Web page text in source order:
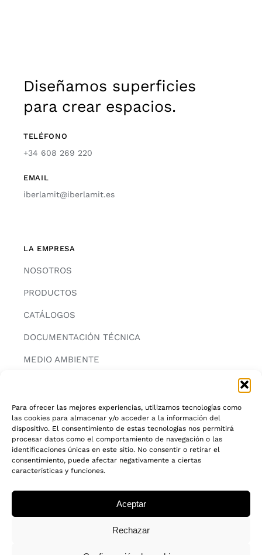
Para ofrecer las mejores experiencias, utilizamos tecnologías como
las cookies para almacenar y/o acceder a la información del
dispositivo. El consentimiento de estas tecnologías nos permitirá
procesar datos como el comportamiento de navegación o las
identificaciones únicas en este sitio. No consentir o retirar el
consentimiento, puede afectar negativamente a ciertas
características y funciones.
Aceptar
Rechazar
Diseñamos superficies
para crear espacios.
TELÉFONO
+34 608 269 220
EMAIL
iberlamit@iberlamit.es
LA EMPRESA
NOSOTROS
PRODUCTOS
CATÁLOGOS
DOCUMENTACIÓN TÉCNICA
MEDIO AMBIENTE
INFORMACIÓN
AVISO LEGAL
POLITICA DE PRIVACIDAD
CADENA DE CUSTODIA FSC®